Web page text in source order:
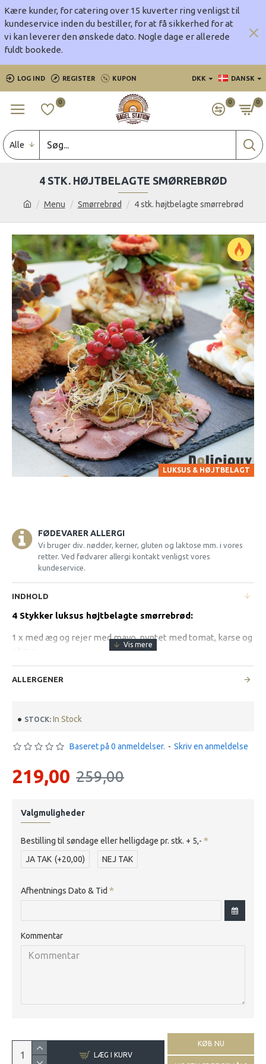
Kære kunder, for catering over 15 kuverter ring venligst til
kundeservice inden du bestiller, for at få sikkerhed for at
vi kan leverer den ønskede dato. Nogle dage er allerede
fuldt bookede.
LOG IND REGISTER KUPON DKK DANSK
0 0 0
Alle
Menu Smørrebrød 4 stk. højtbelagte smørrebrød
4 STK. HØJTBELAGTE SMØRREBRØD
LUKSUS & HØJTBELAGT
FØDEVARER ALLERGI
Vi bruger div. nødder, kerner, gluten og laktose mm. i vores
retter. Ved fødvarer allergi kontakt venligst vores
kundeservice.
INDHOLD
4 Stykker luksus højtbelagte smørrebrød:
1 x med æg og rejer med mayo, pyntet med tomat, karse og
citron
remoulade, citron og dild
agurkesalat og syltede løg
1 x med kartoffel, egen estragon-mayo, bønnespirer,
friterede løgringe toppet med mini peberfrugt bær
ALLERGENER
STOCK: In Stock
Baseret på 0 anmeldelser. - Skriv en anmeldelse
219,00 259,00
Valgmuligheder
Bestilling til søndage eller helligdage pr. stk. + 5,-
JA TAK (+20,00) NEJ TAK
Afhentnings Dato & Tid
Kommentar
LÆG I KURV
KØB NU